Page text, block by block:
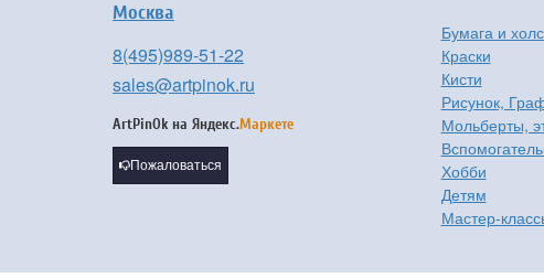
Москва
8(495)989-51-22
sales@artpinok.ru
ArtPinOk на Яндекс.Маркете
Пожаловаться
Бумага и
Краски
Кисти
Рисунок,
Мольберты,
Хобби
Детям
Мастер-